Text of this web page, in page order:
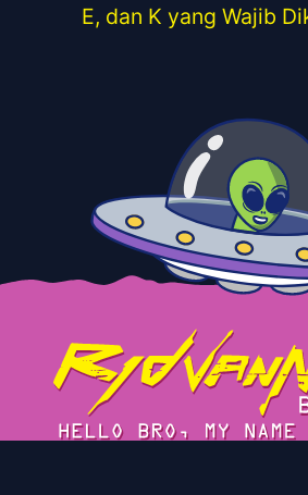
E, dan K yang Wajib